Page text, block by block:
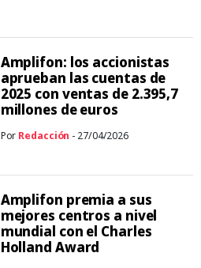
Amplifon: los accionistas
aprueban las cuentas de
2025 con ventas de 2.395,7
millones de euros
Por Redacción - 27/04/2026
Amplifon premia a sus
mejores centros a nivel
mundial con el Charles
Holland Award